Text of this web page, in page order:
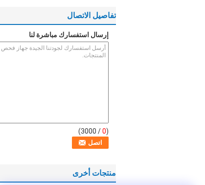
تفاصيل الاتصال
إرسال استفسارك مباشرة لنا
(
0
/ 3000)
منتجات أخرى